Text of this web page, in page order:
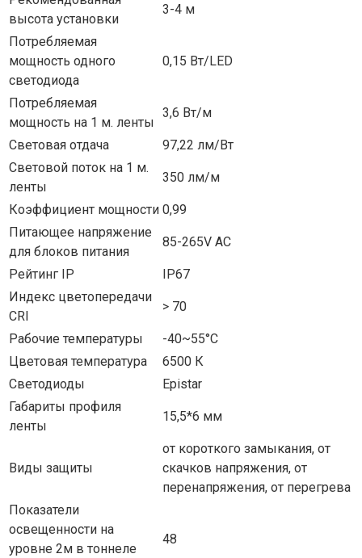
высота установки
3-4 м
Потребляемая
мощность одного
светодиода
0,15 Вт/LED
Потребляемая
мощность на 1 м. ленты
3,6 Вт/м
Световая отдача
97,22 лм/Вт
Световой поток на 1 м.
ленты
350 лм/м
Коэффициент мощности 0,99
Питающее напряжение
для блоков питания
85-265V AC
Рейтинг IP
IP67
Индекс цветопередачи
CRI
> 70
Рабочие температуры
-40~55°С
Цветовая температура
6500 К
Светодиоды
Epistar
Габариты профиля
ленты
15,5*6 мм
Виды защиты
от короткого замыкания, от
скачков напряжения, от
перенапряжения, от перегрева
Показатели
освещенности на
уровне 2м в тоннеле
48